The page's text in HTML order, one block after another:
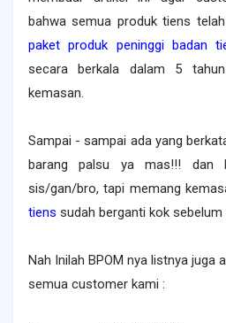
bahwa semua produk tiens
paket produk peninggi badan
secara berkala dalam 5
kemasan.
Sampai - sampai ada yang
barang palsu ya mas!!! dan
sis/gan/bro, tapi memang
tiens sudah berganti kok
Nah Inilah BPOM nya listnya juga
semua customer kami :